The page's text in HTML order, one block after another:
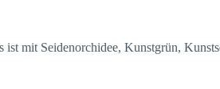
mit Seidenorchidee, Kunstgrün,